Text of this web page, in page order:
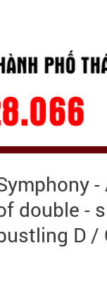
double -
D /